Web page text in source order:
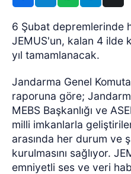
6 Şubat depremlerinde
JEMUS'un, kalan 4 ilde
yıl tamamlanacak.
Jandarma Genel
raporuna göre;
MEBS Başkanlığı ve
milli imkanlarla
arasında her durum ve
kurulmasını sağlıyor.
emniyetli ses ve veri